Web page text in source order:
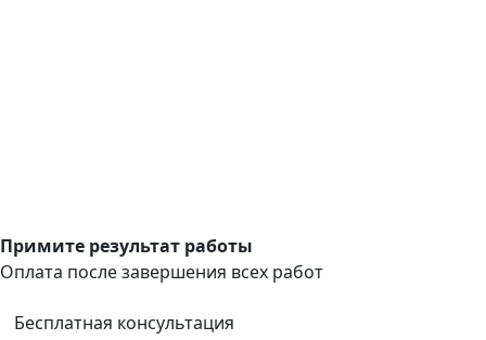
Примите результат работы
Оплата после завершения всех работ
Бесплатная консультация